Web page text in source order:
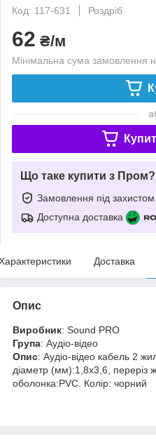
Код: 117-631
Роздріб
62 ₴/м
Мінімальна сума замовлення
Що таке купити з Пром?
Замовлення під захистом
Доступна доставка
Доставка
Опис
Виробник: Sound PRO
Група: Аудіо-відео
Опис: Аудіо-відео кабель 2
діаметр (мм):1,8х3,6, переріз
оболонка:PVC. Колір: чорний